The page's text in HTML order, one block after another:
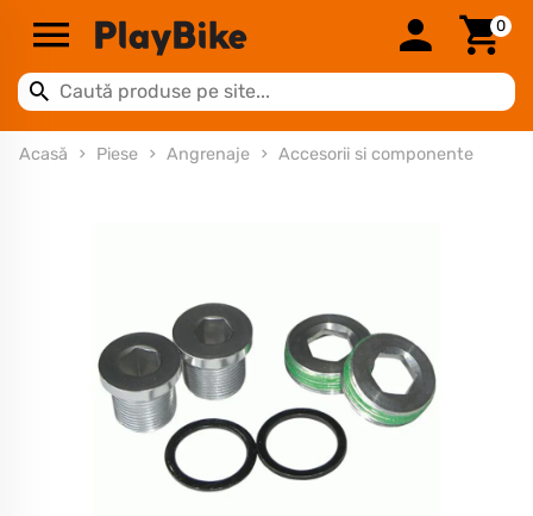
0
Acasă Piese Angrenaje Accesorii si componente